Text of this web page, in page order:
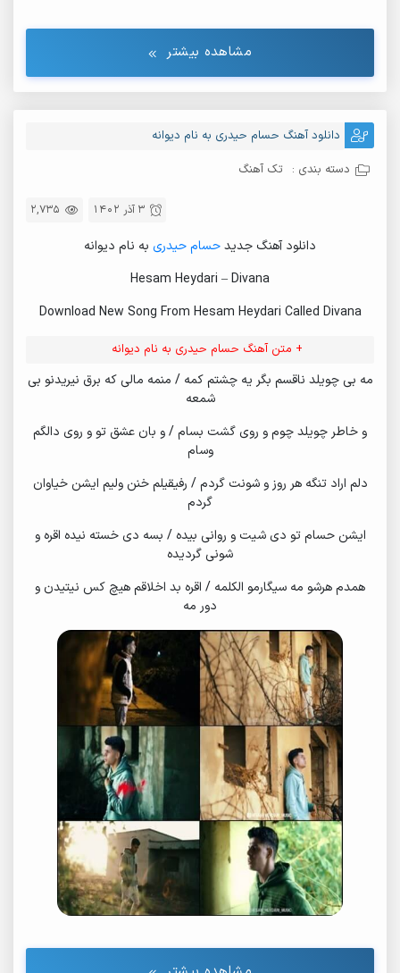
مشاهده بیشتر
دانلود آهنگ حسام حیدری به نام دیوانه
دسته بندی : تک آهنگ
2,735 3 آذر 1402
دانلود آهنگ جدیدحسام حیدری به نام دیوانه
Hesam Heydari – Divana
Download New Song From Hesam Heydari Called Divana
+ متن آهنگ حسام حیدری به نام دیوانه
مه بی چویلد ناقسم بگر یه چشتم کمه / منمه مالی که برق نیریدنو بی
شمعه
و خاطر چویلد چوم و روی گشت بسام / و بان عشق تو و روی دالگم
وسام
دلم اراد تنگه هر روز و شونت گردم / رفیقیلم خنن ولیم ایشن خیاوان
گردم
ایشن حسام تو دی شیت و روانی بیده / بسه دی خسته نیده اقره و
شونی گردیده
همدم هرشو مه سیگارمو الکلمه / اقره بد اخلاقم هیچ کس نیتیدن و
دور مه